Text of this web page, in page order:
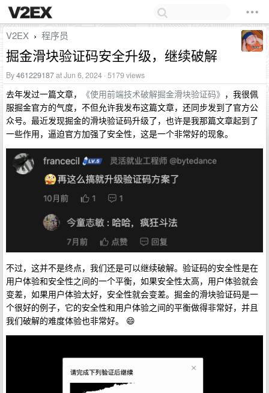
V2EX › 程序员
掘金滑块验证码安全升级，继续破解
By461229187at Jun 6, 2024 · 5179 views
去年发过一篇文章， 《使用前端技术破解掘金滑块验证码》 ，我很佩
服掘金官方的气度，不但允许我发布这篇文章，还同步发到了官方公
众号。最近发现掘金的滑块验证码升级了，也许是我那篇文章起到了
一些作用，逼迫官方加强了安全性，这是一个非常好的现象。
不过，这并不是终点，我们还是可以继续破解。验证码的安全性是在
用户体验和安全性之间的一个平衡，如果安全性太高，用户体验就会
变差，如果用户体验太好，安全性就会变差。掘金的滑块验证码是一
个很好的例子，它的安全性和用户体验之间的平衡做得非常好，并且
我们破解的难度体验也非常好。 😄